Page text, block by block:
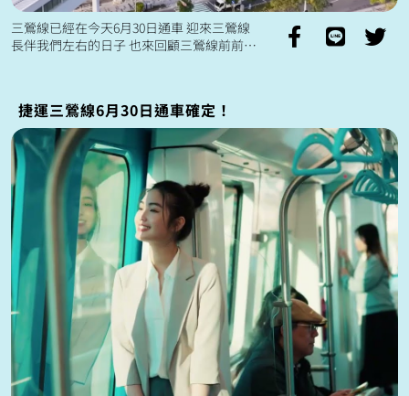
三鶯線已經在今天6月30日通車 迎來三鶯線
長伴我們左右的日子 也來回顧三鶯線前前後
捷運三鶯線6月30日通車確定！